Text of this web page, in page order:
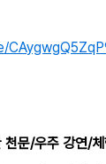
천문/우주 강연/체